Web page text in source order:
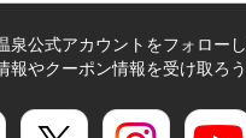
泉公式アカウントをフォロー
報やクーポン情報を受け取ろう